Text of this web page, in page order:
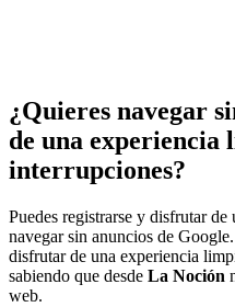
¿Quieres navegar
de una experiencia
interrupciones?
Puedes registrarse y disfrutar de
navegar sin anuncios de
disfrutar de una experiencia
sabiendo que desde La Noción
web.